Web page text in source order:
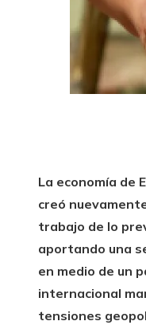
La economía de
creó
trabajo de lo
aportando una
en medio de un
internacional
tensiones